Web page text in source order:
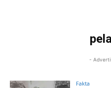
-
Fakta